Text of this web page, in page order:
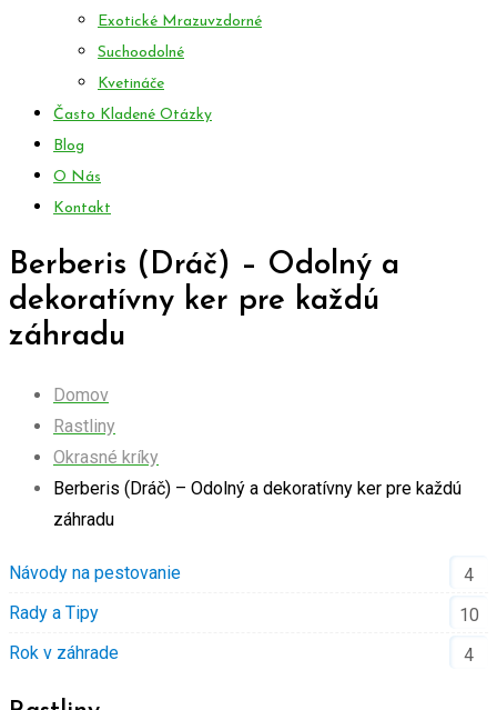
Exotické Mrazuvzdorné
Suchoodolné
Kvetináče
Často Kladené Otázky
Blog
O Nás
Kontakt
Berberis (Dráč) – Odolný a
dekoratívny ker pre každú
záhradu
Domov
Rastliny
Okrasné kríky
Berberis (Dráč) – Odolný a dekoratívny ker pre každú
záhradu
Návody na pestovanie
4
Rady a Tipy
10
Rok v záhrade
4